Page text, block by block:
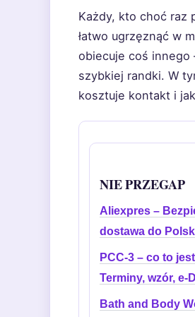
Każdy, kto choć raz
łatwo ugrzęznąć w
obiecuje coś innego
szybkiej randki. W
kosztuje kontakt i
NIE PRZEGAP
Aliexpres –
dostawa do
PCC-3 – co to
Terminy, wzór, e-
Bath and Body